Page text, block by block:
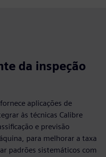
da inspeção
aplicações de
às técnicas Calibre
e previsão
para melhorar a taxa
padrões sistemáticos com